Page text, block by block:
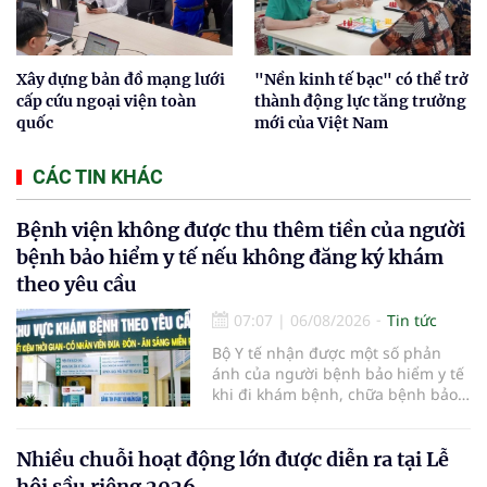
Xây dựng bản đồ mạng lưới
cấp cứu ngoại viện toàn
quốc
"Nền kinh tế bạc" có thể trở
thành động lực tăng trưởng
mới của Việt Nam
CÁC TIN KHÁC
Bệnh viện không được thu thêm tiền của người
bệnh bảo hiểm y tế nếu không đăng ký khám
theo yêu cầu
07:07 | 06/08/2026
Tin tức
Bộ Y tế nhận được một số phản
ánh của người bệnh bảo hiểm y tế
khi đi khám bệnh, chữa bệnh bảo
bệnh, chữa bệnh theo yêu cầu
nhưng vẫn phải nộp thêm các chi
Nhiều chuỗi hoạt động lớn được diễn ra tại Lễ